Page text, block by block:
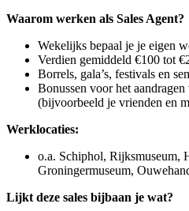
Waarom werken als Sales Agent?
Wekelijks bepaal je je eigen
Verdien gemiddeld €100 tot
Borrels, gala’s, festivals en
Bonussen voor het
(bijvoorbeeld je vrienden en
Werklocaties:
o.a. Schiphol, Rijksmuseum,
Groningermuseum,
Lijkt deze sales bijbaan je wat?